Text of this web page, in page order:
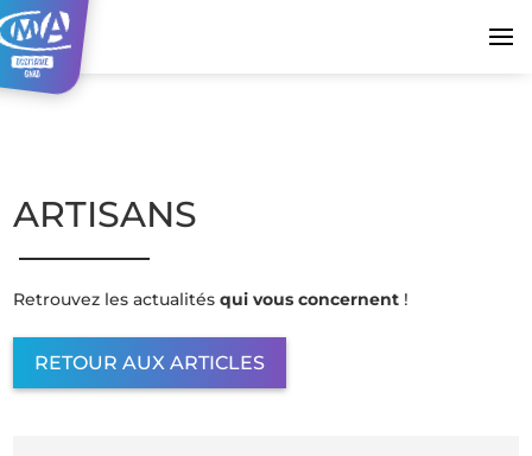
ARTISANS
Retrouvez les actualitésqui vous concernent !
RETOUR AUX ARTICLES